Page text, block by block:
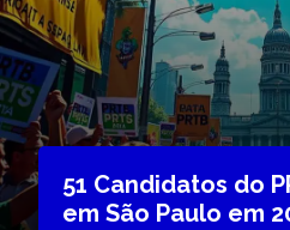
51 Candidatos do
em São Paulo em